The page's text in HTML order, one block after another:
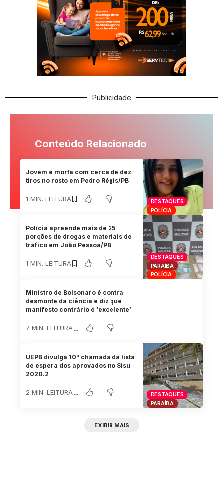
Publicidade
Conteúdo Relacionado
DESTAQUES
POLÍCIA
Jovem é morta com cerca de dez
tiros no rosto em Pedro Régis/PB
1 MIN. LEITURA
DESTAQUES
PARAÍBA
POLÍCIA
Polícia apreende mais de 25
porções de drogas e materiais de
tráfico em João Pessoa/PB
1 MIN. LEITURA
Ministro de Bolsonaro é contra
desmonte da ciência e diz que
manifesto contrário é ‘excelente’
7 MIN. LEITURA
DESTAQUES
PARAÍBA
UEPB divulga 10ª chamada da lista
de espera dos aprovados no Sisu
2020.2
2 MIN. LEITURA
EXIBIR MAIS